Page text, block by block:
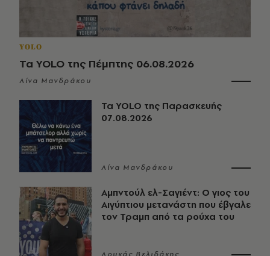
YOLO
Τα YOLO της Πέμπτης 06.08.2026
Λίνα Μανδράκου
Τα YOLO της Παρασκευής
07.08.2026
Λίνα Μανδράκου
Αμπντούλ ελ-Σαγιέντ: Ο γιος του
Αιγύπτιου μετανάστη που έβγαλε
τον Τραμπ από τα ρούχα του